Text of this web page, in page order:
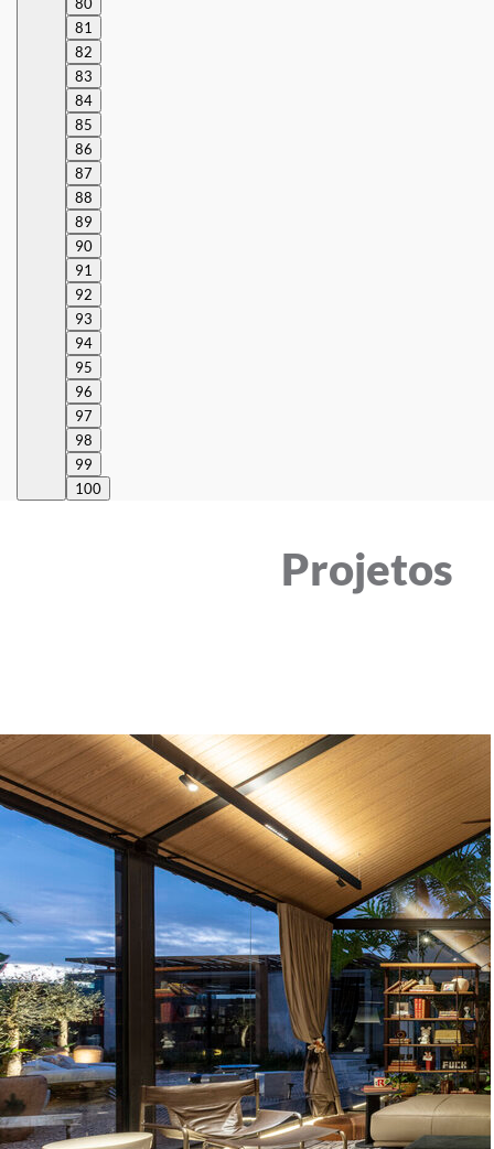
81
82
83
84
85
86
87
88
89
90
91
92
93
94
95
96
97
98
99
100
Projetos